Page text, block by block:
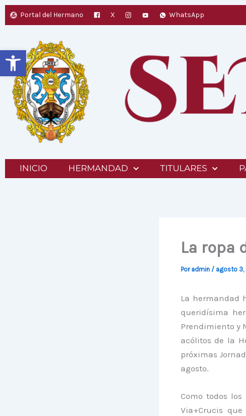
Abrir barra de herramientas
Portal del Hermano X WhatsApp
INICIO HERMANDAD TITULARES
La ropa
Por admin / agosto 3,
La hermandad
queridísima
Prendimiento y
acólitos de la
próximas
agosto.
Como todos
Via+Crucis